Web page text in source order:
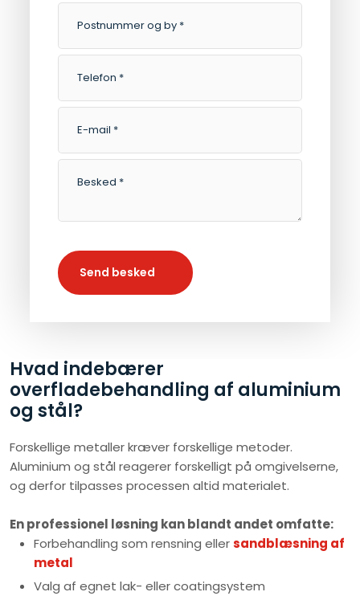
Hvad indebærer
overfladebehandling af aluminium
og stål?
Forskellige metaller kræver forskellige metoder.
Aluminium og stål reagerer forskelligt på omgivelserne,
og derfor tilpasses processen altid materialet.
En professionel løsning kan blandt andet omfatte:
​Forbehandling som rensning ellersandblæsning af
metal
​Valg af egnet lak- eller coatingsystem